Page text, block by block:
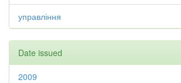
управління
Date issued
2009